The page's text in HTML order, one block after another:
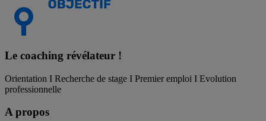
Le coaching révélateur !
Orientation I Recherche de stage I Premier emploi I Evolution
professionnelle
A propos